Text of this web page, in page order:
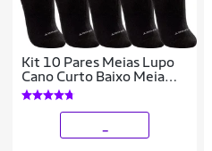
Kit 10 Pares Meias Lupo
Cano Curto Baixo Meia
Soquete Algodão
Masculina Feminina
Unissex